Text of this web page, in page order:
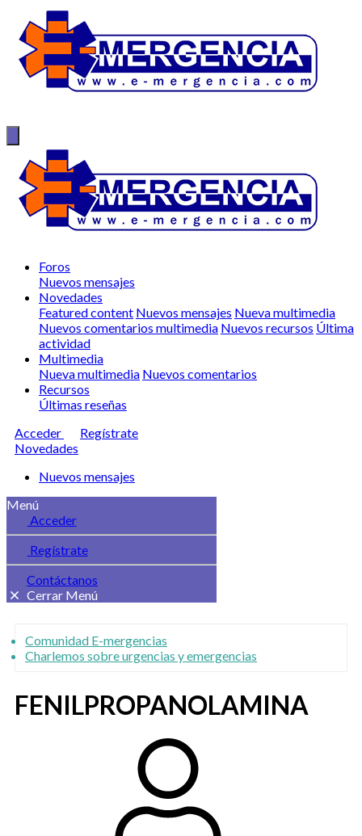
Foros
Nuevos mensajes
Novedades
Featured content Nuevos mensajes Nueva multimedia
Nuevos comentarios multimedia Nuevos recursos Última
actividad
Multimedia
Nueva multimedia Nuevos comentarios
Recursos
Últimas reseñas
Acceder
Regístrate
Novedades
Nuevos mensajes
Menú
Acceder
Regístrate
Contáctanos
Cerrar Menú
Comunidad E-mergencias
Charlemos sobre urgencias y emergencias
FENILPROPANOLAMINA